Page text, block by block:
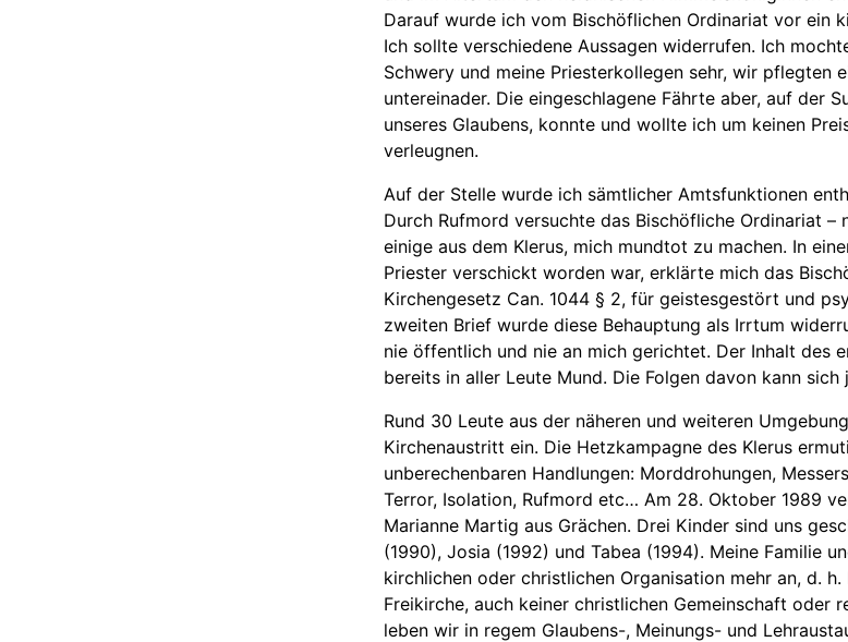
Darauf wurde ich vom Bischöflichen Ordinariat vor ein
Ich sollte verschiedene Aussagen widerrufen. Ich
Schwery und meine Priesterkollegen sehr, wir pflegten
untereinader. Die eingeschlagene Fährte aber, auf der
unseres Glaubens, konnte und wollte ich um keinen
verleugnen.
Auf der Stelle wurde ich sämtlicher Amtsfunktionen
Durch Rufmord versuchte das Bischöfliche Ordinariat –
einige aus dem Klerus, mich mundtot zu machen. In
Priester verschickt worden war, erklärte mich das
Kirchengesetz Can. 1044 § 2, für geistesgestört und
zweiten Brief wurde diese Behauptung als Irrtum
nie öffentlich und nie an mich gerichtet. Der Inhalt des
bereits in aller Leute Mund. Die Folgen davon kann
Rund 30 Leute aus der näheren und weiteren
Kirchenaustritt ein. Die Hetzkampagne des Klerus
unberechenbaren Handlungen: Morddrohungen,
Terror, Isolation, Rufmord etc… Am 28. Oktober 1989
Marianne Martig aus Grächen. Drei Kinder sind uns
(1990), Josia (1992) und Tabea (1994). Meine Familie
kirchlichen oder christlichen Organisation mehr an, d.
Freikirche, auch keiner christlichen Gemeinschaft oder
leben wir in regem Glaubens-, Meinungs- und